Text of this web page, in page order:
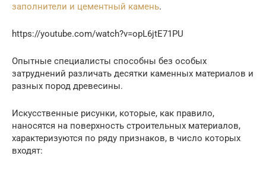
заполнители и цементный камень.
https://youtube.com/watch?v=opL6jtE71PU
Опытные специалисты способны без особых
затруднений различать десятки каменных материалов и
разных пород древесины.
Искусственные рисунки, которые, как правило,
наносятся на поверхность строительных материалов,
характеризуются по ряду признаков, в число которых
входят: